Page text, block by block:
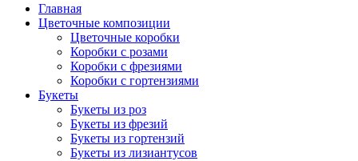
Главная
Цветочные композиции
Цветочные коробки
Коробки с розами
Коробки с фрезиями
Коробки с гортензиями
Букеты
Букеты из роз
Букеты из фрезий
Букеты из гортензий
Букеты из лизиантусов